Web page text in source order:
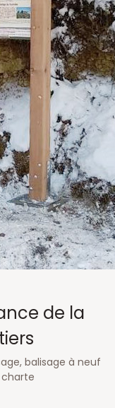
de la
balisage à neuf